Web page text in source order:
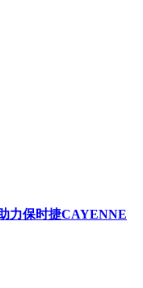
力保时捷CAYENNE